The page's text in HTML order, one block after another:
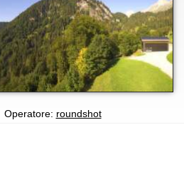
Operatore: roundshot